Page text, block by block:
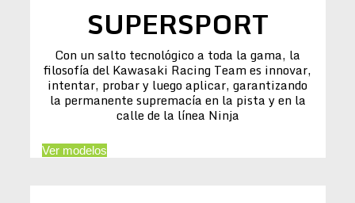
SUPERSPORT
Con un salto tecnológico a toda la gama, la
filosofía del Kawasaki Racing Team es innovar,
intentar, probar y luego aplicar, garantizando
la permanente supremacía en la pista y en la
calle de la línea Ninja
Ver modelos